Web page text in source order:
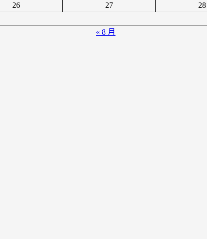
26
27 28
« 8 月